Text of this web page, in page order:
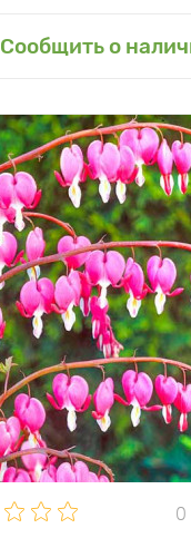
Сообщить о
0